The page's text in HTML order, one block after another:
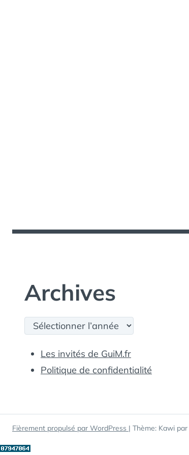
Archives
Archives
Les invités de GuiM.fr
Politique de confidentialité
Fièrement propulsé par WordPress | Thème: Kawi par